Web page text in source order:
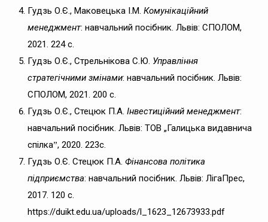
Гудзь О.Є., Маковецька І.М. Комунікаційний
менеджмент: навчальний посібник. Львів: СПОЛОМ,
2021. 224 с.
Гудзь О.Є., Стрельнікова С.Ю. Управління
стратегічними змінами: навчальний посібник. Львів:
СПОЛОМ, 2021. 200 с.
Гудзь О.Є., Стецюк П.А. Інвестиційний менеджмент:
навчальний посібник. Львів: ТОВ „Галицька видавнича
спілкаˮ, 2020. 223с.
Гудзь О.Є. Стецюк П.А. Фінансова політика
підприємства: навчальний посібник. Львів: ЛігаПрес,
2017. 120 с.
https://duikt.edu.ua/uploads/l_1623_12673933.pdf